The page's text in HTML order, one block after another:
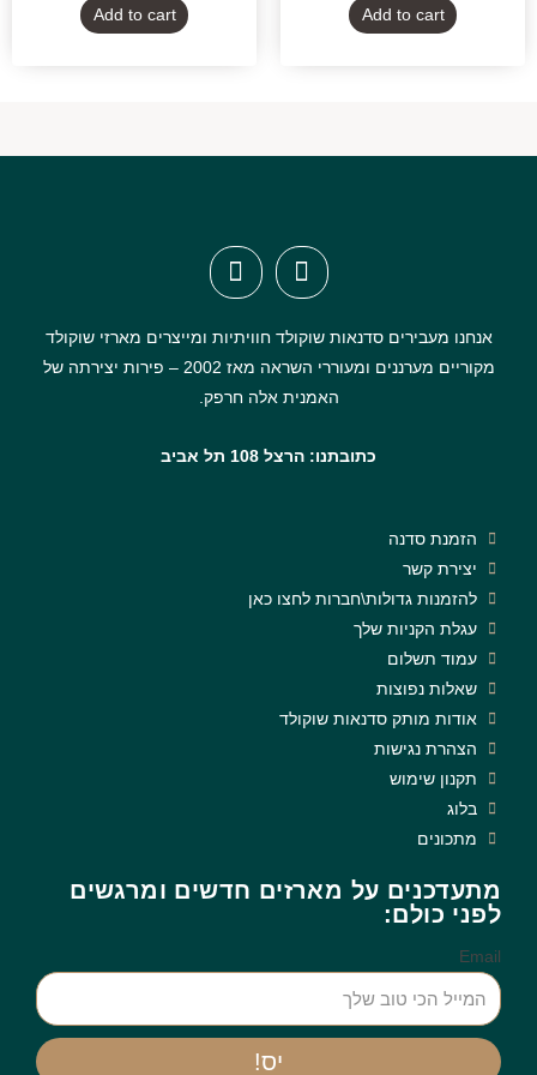
5
Add to cart
5
Add to cart
אנחנו מעבירים סדנאות שוקולד חוויתיות ומייצרים מארזי שוקולד
מקוריים מערננים ומעוררי השראה מאז 2002 – פירות יצירתה של
האמנית אלה חרפק.
כתובתנו: הרצל 108 תל אביב
הזמנת סדנה
יצירת קשר
להזמנות גדולות\חברות לחצו כאן
עגלת הקניות שלך
עמוד תשלום
שאלות נפוצות
אודות מותק סדנאות שוקולד
הצהרת נגישות
תקנון שימוש
בלוג
מתכונים
מתעדכנים על מארזים חדשים ומרגשים
לפני כולם:
Email
יס!